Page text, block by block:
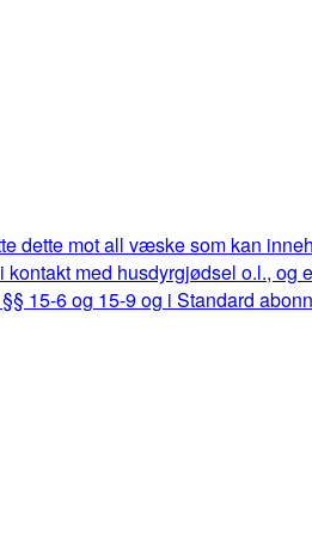
dette mot all væske som kan
med husdyrgjødsel o.l., og
15-6 og 15-9 og i Standard